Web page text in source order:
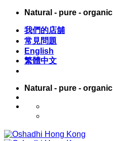
Skip
content
Natural - pure - organic
我們的店舖
常見問題
English
繁體中文
Natural - pure - organic